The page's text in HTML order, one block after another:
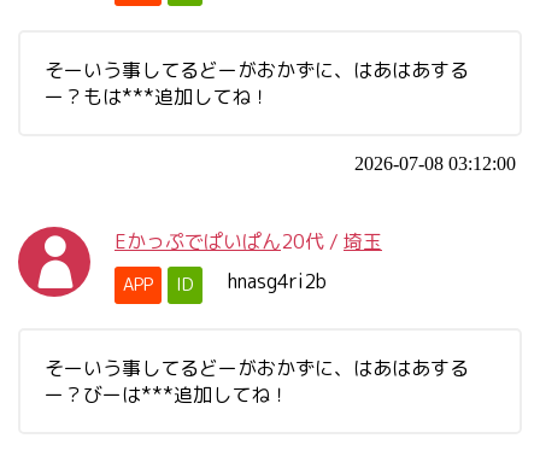
そーいう事してるどーがおかずに、はあはあする
ー？もは***追加してね！
2026-07-08 03:12:00
Eかっぷでぱいぱん20代 / 埼玉
APP ID hnasg4ri2b
そーいう事してるどーがおかずに、はあはあする
ー？びーは***追加してね！